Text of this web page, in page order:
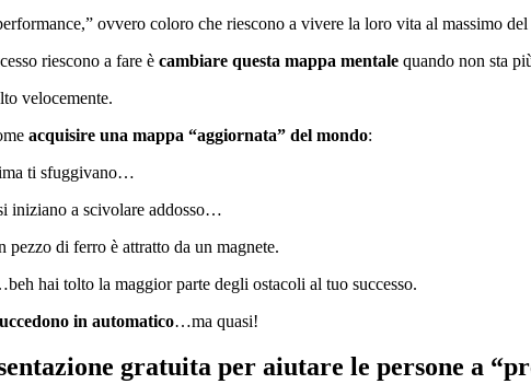
ovvero coloro che riescono a vivere la loro vita al massimo del
riescono a fare è cambiare questa mappa mentale quando non sta
velocemente.
acquisire una mappa “aggiornata” del mondo:
ti sfuggivano…
iniziano a scivolare addosso…
pezzo di ferro è attratto da un magnete.
hai tolto la maggior parte degli ostacoli al tuo successo.
in automatico…ma quasi!
gratuita per aiutare le persone a